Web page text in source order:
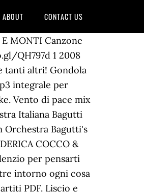
ABOUT CONTACT US
- le programmazioni di nostri brani da te effettuate (su Borderò SIAE), ti garantirai LâINVIO GRATUITO DI TUTTE LE NOSTRE PRODUZIONI (CD-Rom con Play e â¦ [D Bm G A Am Em C#m F#m] Chords for Brilla una stella - Orchestra Italiana Bagutti e Omar Codazzi with capo transposer, play along with guitar, piano, ukulele & mandolin. Orchestra Italiana Bagutti – Una storia di musica che dura da 50 anni (short text updated 15.04.2020) Orchestra Italiana Bagutti – Una storia di musica che dura da 50 anniDopo gli studi al conservatorio news TOUR 2020 - LUGLIO - SETTEMBRE LAVORA CON NOI. Cinque settimane . Bugiardo amore 2. Gondola veneziana 2008 I successi - Gli anni '80, Vol. Rugiada 5. Sarà (Terzinato Lento) Omar Codazzi . Licenza 1871/I/1808 Questo sito rispetta tutti i copyrights musicali. Scopri le migliori offerte, subito a casa, in tutta sicurezza. 6. [G#m F# B E C#m D#m] Chords for occhi neri - matteo - orchestra italiana bagutti with capo transposer, play along with guitar, piano, ukulele & mandolin. Listen to Una Voce E Una Chitarra from Orchestra Bagutti's 35 anni di successi, Vol. Fax +39.0523.603411, Via Lavelli n. 27 - 29122 Piacenza Orchestra Italiana Bagutti . Paloma d’Espana 8. Una voce e una chitarra. Performing Arts. 2 2013 I Successi Della - Gli Anni '80, Vol. 2, Carezze, Latino, Le nostre cover, Vol. CD omaggio More by Orchestra Bagutti. Fax